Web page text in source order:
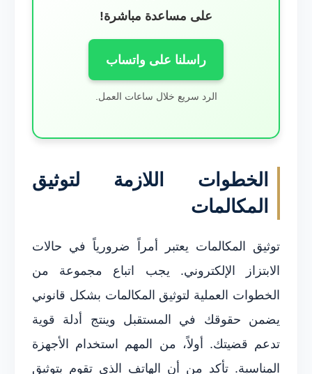
على مساعدة مباشرة!
راسلنا على واتساب
الرد سريع خلال ساعات العمل.
الخطوات اللازمة لتوثيق
المكالمات
توثيق المكالمات يعتبر أمراً ضرورياً في حالات
الابتزاز الإلكتروني. يجب اتباع مجموعة من
الخطوات العملية لتوثيق المكالمات بشكل قانوني
يضمن حقوقك في المستقبل وينتج أدلة قوية
تدعم قضيتك. أولاً، من المهم استخدام الأجهزة
المناسبة. تأكد من أن الهاتف الذي تقوم بتوثيق